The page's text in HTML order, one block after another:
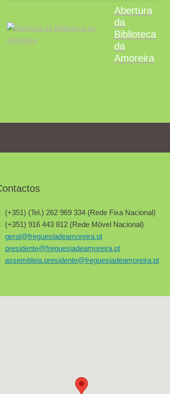
Abertura
da
Biblioteca
da
Amoreira
(+351) (Tel.) 262 969 334 (Rede Fixa Nacional)
(+351) 916 443 812 (Rede Móvel Nacional)
geral@freguesiadeamoreira.pt
presidente@freguesiadeamoreira.pt
assembleia.presidente@freguesiadeamoreira.pt